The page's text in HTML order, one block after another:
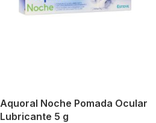
Aquoral Noche Pomada Ocular
Lubricante 5 g